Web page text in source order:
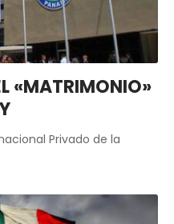
«MATRIMONIO»
Privado de la